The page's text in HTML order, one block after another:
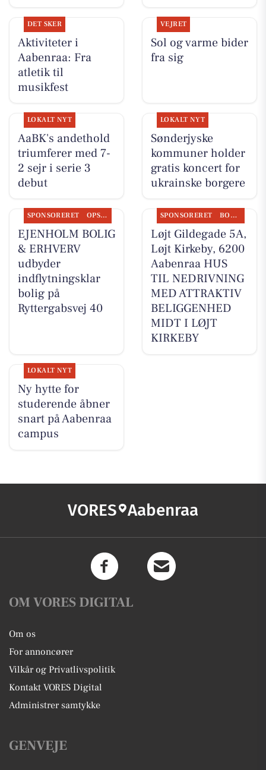
DET SKER
Aktiviteter i
Aabenraa: Fra
atletik til
musikfest
VEJRET
Sol og varme bider
fra sig
LOKALT NYT
AaBK's andethold
triumferer med 7-
2 sejr i serie 3
debut
LOKALT NYT
Sønderjyske
kommuner holder
gratis koncert for
ukrainske borgere
SPONSORERET OPSLAGSTAVLEN
EJENHOLM BOLIG
& ERHVERV
udbyder
indflytningsklar
bolig på
Ryttergabsvej 40
SPONSORERET BOLIGMARKED
Løjt Gildegade 5A,
Løjt Kirkeby, 6200
Aabenraa HUS
TIL NEDRIVNING
MED ATTRAKTIV
BELIGGENHED
MIDT I LØJT
KIRKEBY
LOKALT NYT
Ny hytte for
studerende åbner
snart på Aabenraa
campus
VORES Aabenraa
OM VORES DIGITAL
Om os
For annoncører
Vilkår og Privatlivspolitik
Kontakt VORES Digital
Administrer samtykke
GENVEJE